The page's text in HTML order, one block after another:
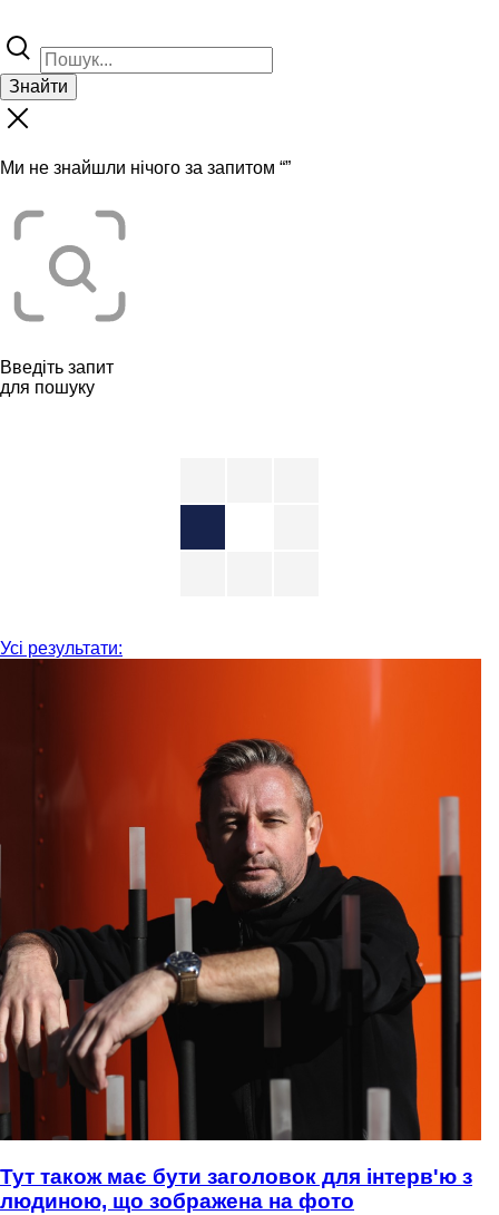
Знайти
Ми не знайшли нічого за запитом “”
Введіть запит
для пошуку
Усі результати:
Тут також має бути заголовок для інтерв'ю з
людиною, що зображена на фото